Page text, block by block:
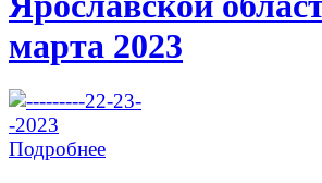
марта 2023
Подробнее